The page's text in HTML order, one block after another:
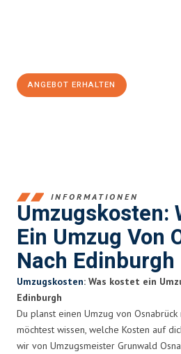
ANGEBOT ERHALTEN
INFORMATIONEN
Umzugskosten:
Ein Umzug Von
Nach Edinburgh
Umzugskosten: Was kostet ein
Edinburgh
Du planst einen Umzug von Osnabrück
möchtest wissen, welche Kosten auf
wir von Umzugsmeister Grunwald